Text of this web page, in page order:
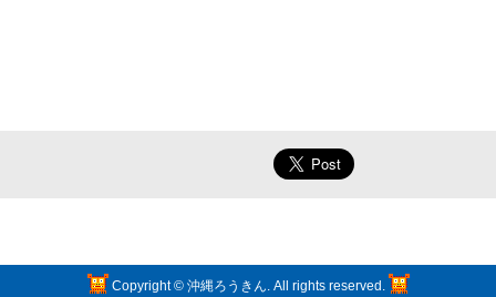
Copyright © 沖縄ろうきん. All rights reserved.